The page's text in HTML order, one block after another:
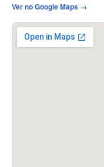
Ver no Google Maps →